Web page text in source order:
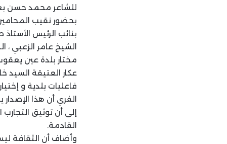
للشاعر محمد حسن
بحضور نقيب
بنائب الرئيس
الشيخ عامر الزعبي ،
مختار بلدة عين
عكار العتيقة السيد
فاعليات بلدية و
الفري أن هذا
إلى أن توثيق
القادمة.
وأضاف أن الثقافة